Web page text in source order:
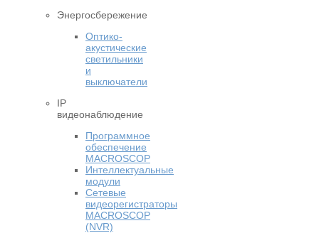
Энергосбережение
Оптико-
акустические
светильники
и
выключатели
IP
видеонаблюдение
Программное
обеспечение
MACROSCOP
Интеллектуальные
модули
Сетевые
видеорегистраторы
MACROSCOP
(NVR)